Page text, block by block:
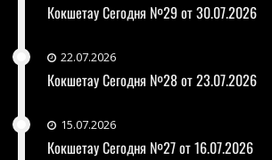
Кокшетау Сегодня №29 от 30.07.2026
22.07.2026
Кокшетау Сегодня №28 от 23.07.2026
15.07.2026
Кокшетау Сегодня №27 от 16.07.2026